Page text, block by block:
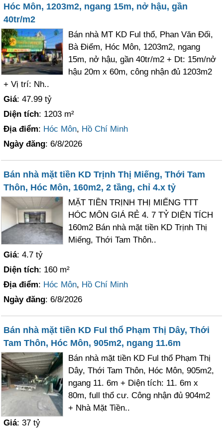
Hóc Môn, 1203m2, ngang 15m, nở hậu, gần
40tr/m2
Bán nhà MT KD Ful thổ, Phan Văn Đối,
Bà Điểm, Hóc Môn, 1203m2, ngang
15m, nở hậu, gần 40tr/m2 + Dt: 15m/nở
hậu 20m x 60m, công nhận đủ 1203m2
+ Vị trí: Nh..
Giá: 47.99 tỷ
Diện tích: 1203 m²
Địa điểm: Hóc Môn, Hồ Chí Minh
Ngày đăng: 6/8/2026
Bán nhà mặt tiền KD Trịnh Thị Miếng, Thới Tam
Thôn, Hóc Môn, 160m2, 2 tầng, chỉ 4.x tỷ
MẶT TIỀN TRỊNH THỊ MIẾNG TTT
HÓC MÔN GIÁ RẺ 4. 7 TỶ DIỆN TÍCH
160m2 Bán nhà mặt tiền KD Trịnh Thị
Miếng, Thới Tam Thôn..
Giá: 4.7 tỷ
Diện tích: 160 m²
Địa điểm: Hóc Môn, Hồ Chí Minh
Ngày đăng: 6/8/2026
Bán nhà mặt tiền KD Ful thổ Phạm Thị Dây, Thới
Tam Thôn, Hóc Môn, 905m2, ngang 11.6m
Bán nhà mặt tiền KD Ful thổ Phạm Thị
Dây, Thới Tam Thôn, Hóc Môn, 905m2,
ngang 11. 6m + Diện tích: 11. 6m x
80m, full thổ cư. Công nhận đủ 904m2
+ Nhà Mặt Tiền..
Giá: 37 tỷ